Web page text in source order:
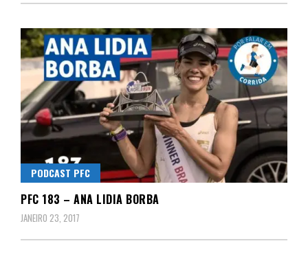
PODCAST PFC
PFC 183 – ANA LIDIA BORBA
JANEIRO 23, 2017